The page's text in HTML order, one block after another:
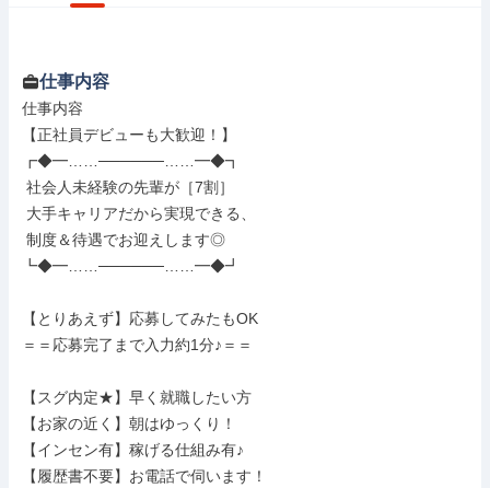
仕事内容
仕事内容
【正社員デビューも大歓迎！】
┏◆━……──────……━◆┓
┗◆━……──────……━◆┛
【とりあえず】応募してみたもOK
＝＝応募完了まで入力約1分♪＝＝
【スグ内定★】早く就職したい方
【お家の近く】朝はゆっくり！
【インセン有】稼げる仕組み有♪
【履歴書不要】お電話で伺います！